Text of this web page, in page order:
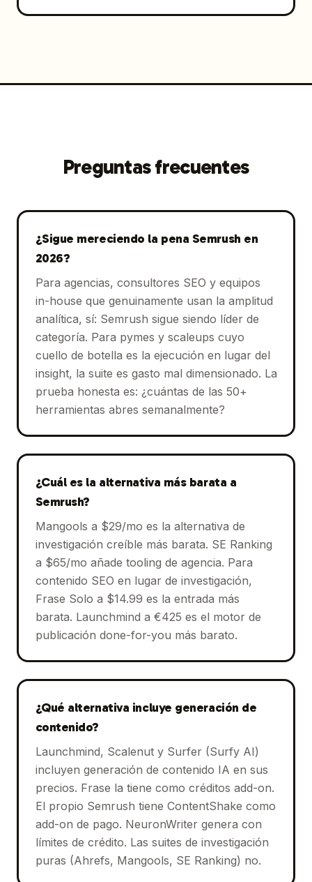
Preguntas frecuentes
¿Sigue mereciendo la pena Semrush en
2026?
Para agencias, consultores SEO y equipos
in-house que genuinamente usan la amplitud
analítica, sí: Semrush sigue siendo líder de
categoría. Para pymes y scaleups cuyo
cuello de botella es la ejecución en lugar del
insight, la suite es gasto mal dimensionado. La
prueba honesta es: ¿cuántas de las 50+
herramientas abres semanalmente?
¿Cuál es la alternativa más barata a
Semrush?
Mangools a $29/mo es la alternativa de
investigación creíble más barata. SE Ranking
a $65/mo añade tooling de agencia. Para
contenido SEO en lugar de investigación,
Frase Solo a $14.99 es la entrada más
barata. Launchmind a €425 es el motor de
publicación done-for-you más barato.
¿Qué alternativa incluye generación de
contenido?
Launchmind, Scalenut y Surfer (Surfy AI)
incluyen generación de contenido IA en sus
precios. Frase la tiene como créditos add-on.
El propio Semrush tiene ContentShake como
add-on de pago. NeuronWriter genera con
límites de crédito. Las suites de investigación
puras (Ahrefs, Mangools, SE Ranking) no.